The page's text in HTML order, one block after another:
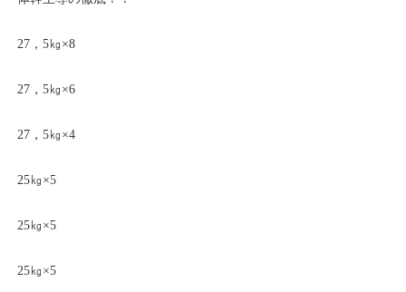
27，5㎏×8
27，5㎏×6
27，5㎏×4
25㎏×5
25㎏×5
25㎏×5